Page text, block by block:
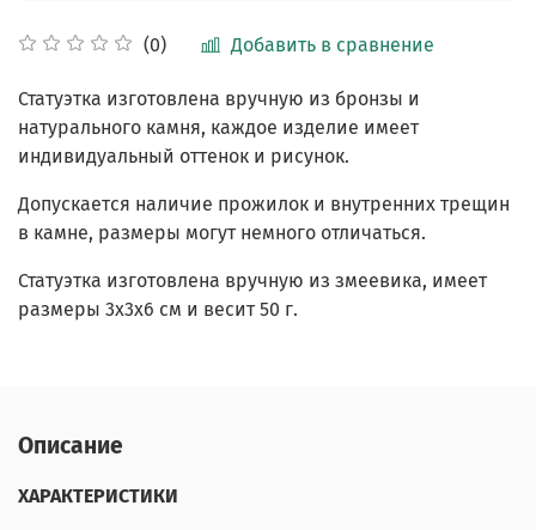
(0) Добавить в сравнение
Статуэтка изготовлена вручную из бронзы и
натурального камня, каждое изделие имеет
индивидуальный оттенок и рисунок.
Допускается наличие прожилок и внутренних трещин
в камне, размеры могут немного отличаться.
Статуэтка изготовлена вручную из змеевика, имеет
размеры 3х3х6 см и весит 50 г.
Описание
ХАРАКТЕРИСТИКИ